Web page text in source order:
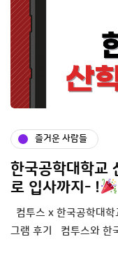
즐거운 사람들
한국공학대학교
로 입사까지- !
컴투스 x 한국공학대
그램 후기 컴투스와 한